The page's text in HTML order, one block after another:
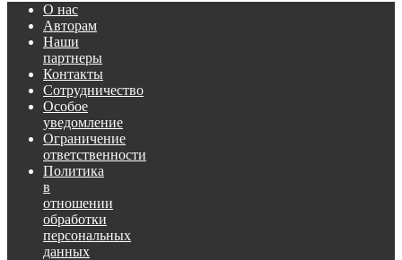
О нас
Авторам
Наши
партнеры
Контакты
Сотрудничество
Особое
уведомление
Ограничение
ответственности
Политика
в
отношении
обработки
персональных
данных